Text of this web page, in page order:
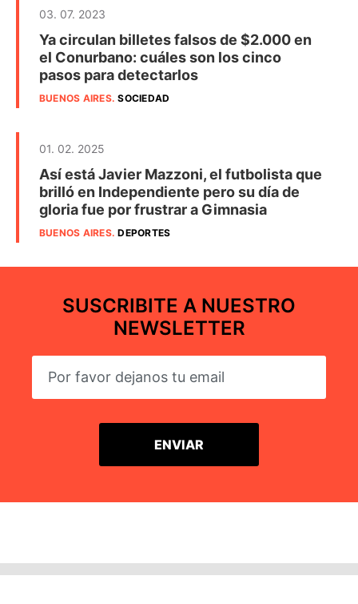
03. 07. 2023
Ya circulan billetes falsos de $2.000 en
el Conurbano: cuáles son los cinco
pasos para detectarlos
BUENOS AIRES.SOCIEDAD
01. 02. 2025
Así está Javier Mazzoni, el futbolista que
brilló en Independiente pero su día de
gloria fue por frustrar a Gimnasia
BUENOS AIRES.DEPORTES
SUSCRIBITE A NUESTRO
NEWSLETTER